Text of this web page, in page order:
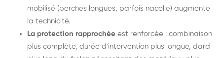
mobilisé (perches longues, parfois nacelle) augmente
la technicité.
La protection rapprochée est renforcée : combinaison
plus complète, durée d'intervention plus longue, dard